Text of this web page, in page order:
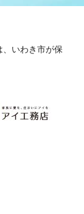
いわき市が保